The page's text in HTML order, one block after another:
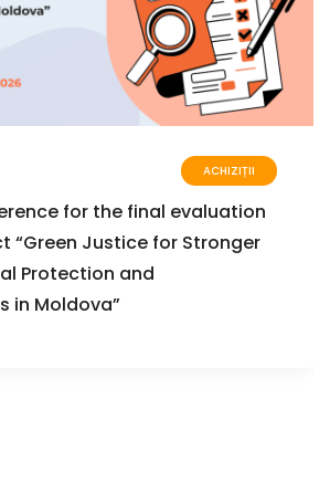
ACHIZIȚII
for the final evaluation
“Green Justice for Stronger
Protection and
in Moldova”